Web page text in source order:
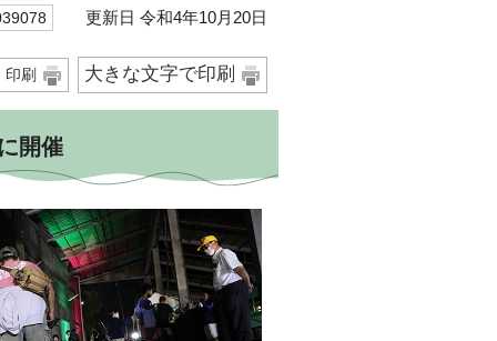
更新日 令和4年10月20日
印刷 大きな文字で印刷
開催